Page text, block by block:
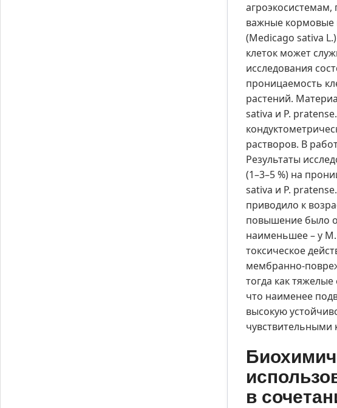
агроэкосистемам,
важные кормовые
(Medicago sativa
клеток может
исследования
проницаемость
растений.
sativa и P.
растворов. В
Результаты
(1–3–5 %) на
sativa и P.
приводило к
повышение было
наименьшее – у
токсическое
мембранно-
тогда как
что наименее
высокую
чувствительными
в